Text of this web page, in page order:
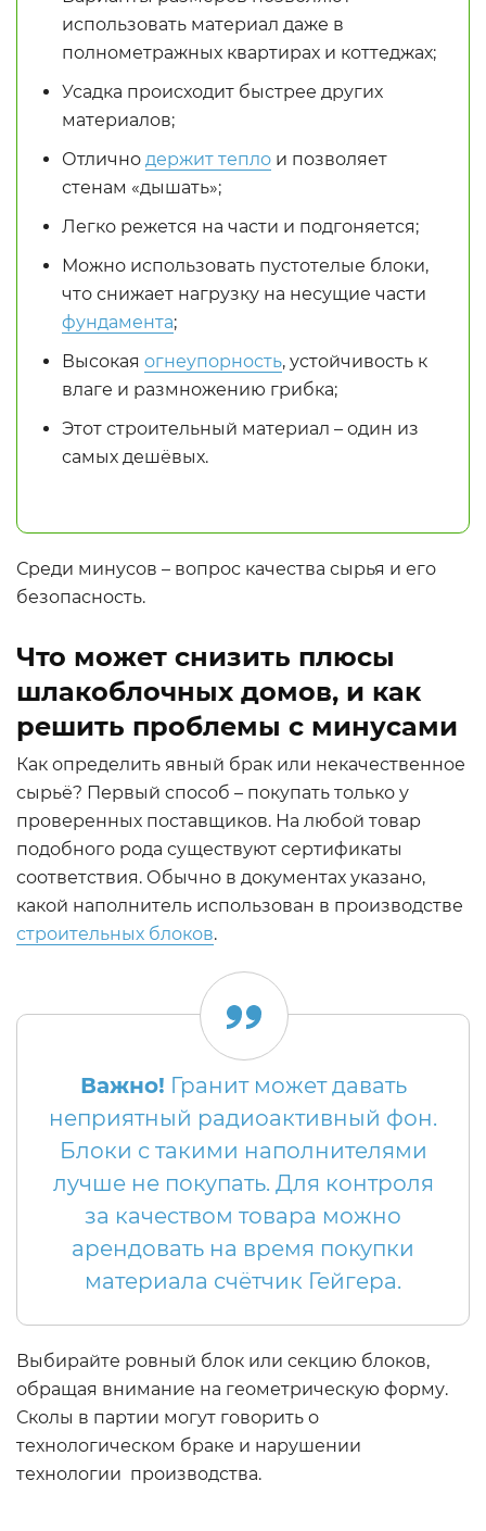
использовать материал даже в
полнометражных квартирах и коттеджах;
Усадка происходит быстрее других
материалов;
Отлично держит тепло и позволяет
стенам «дышать»;
Легко режется на части и подгоняется;
Можно использовать пустотелые блоки,
что снижает нагрузку на несущие части
фундамента;
Высокая огнеупорность, устойчивость к
влаге и размножению грибка;
Этот строительный материал – один из
самых дешёвых.
Среди минусов – вопрос качества сырья и его
безопасность.
Что может снизить плюсы
шлакоблочных домов, и как
решить проблемы с минусами
Как определить явный брак или некачественное
сырьё? Первый способ – покупать только у
проверенных поставщиков. На любой товар
подобного рода существуют сертификаты
соответствия. Обычно в документах указано,
какой наполнитель использован в производстве
строительных блоков.
Важно! Гранит может давать
неприятный радиоактивный фон.
Блоки с такими наполнителями
лучше не покупать. Для контроля
за качеством товара можно
арендовать на время покупки
материала счётчик Гейгера.
Выбирайте ровный блок или секцию блоков,
обращая внимание на геометрическую форму.
Сколы в партии могут говорить о
технологическом браке и нарушении
технологии производства.